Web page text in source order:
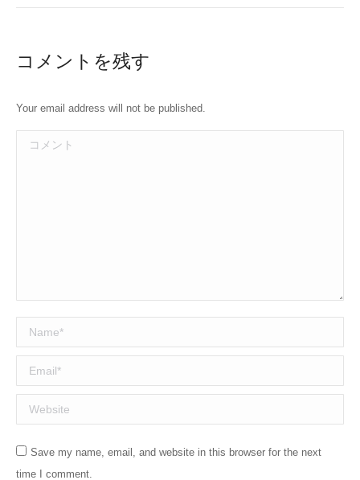
コメントを残す
Your email address will not be published.
コメント
Name *
Email *
Website
Save my name, email, and website in this browser for the next
time I comment.